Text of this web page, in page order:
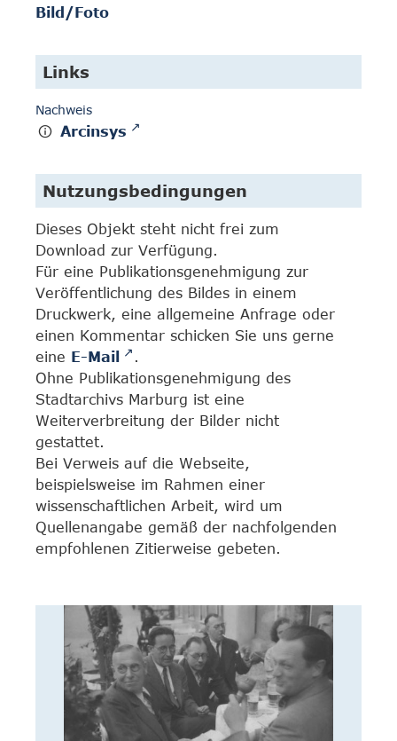
Bild/Foto
Links
Nachweis
Arcinsys
Nutzungsbedingungen
Dieses Objekt steht nicht frei zum
Download zur Verfügung.
Für eine Publikationsgenehmigung zur
Veröffentlichung des Bildes in einem
Druckwerk, eine allgemeine Anfrage oder
einen Kommentar schicken Sie uns gerne
eine E-Mail
.
Ohne Publikationsgenehmigung des
Stadtarchivs Marburg ist eine
Weiterverbreitung der Bilder nicht
gestattet.
Bei Verweis auf die Webseite,
beispielsweise im Rahmen einer
wissenschaftlichen Arbeit, wird um
Quellenangabe gemäß der nachfolgenden
empfohlenen Zitierweise gebeten.